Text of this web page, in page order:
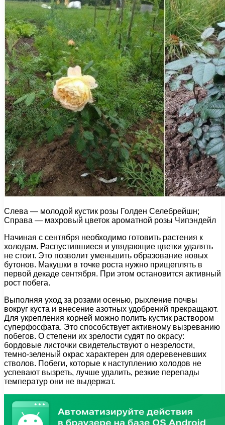
Слева — молодой кустик розы Голден Селебрейшн;
Справа — махровый цветок ароматной розы Чипэндейл
Начиная с сентября необходимо готовить растения к
холодам. Распустившиеся и увядающие цветки удалять
не стоит. Это позволит уменьшить образование новых
бутонов. Макушки в точке роста нужно прищеплять в
первой декаде сентября. При этом остановится активный
рост побега.
Выполняя уход за розами осенью, рыхление почвы
вокруг куста и внесение азотных удобрений прекращают.
Для укрепления корней можно полить кустик раствором
суперфосфата. Это способствует активному вызреванию
побегов. О степени их зрелости судят по окрасу:
бордовые листочки свидетельствуют о незрелости,
темно-зеленый окрас характерен для одеревеневших
стволов. Побеги, которые к наступлению холодов не
успевают вызреть, лучше удалить, резкие перепады
температур они не выдержат.